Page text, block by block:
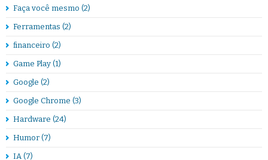
Faça você mesmo (2)
Ferramentas (2)
financeiro (2)
Game Play (1)
Google (2)
Google Chrome (3)
Hardware (24)
Humor (7)
IA (7)